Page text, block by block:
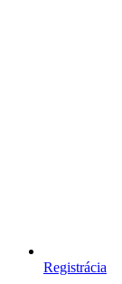
Registrácia